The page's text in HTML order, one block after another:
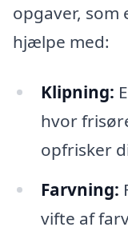
opgaver, som
hjælpe med:
Klipning:
hvor
opfrisker
Farvning:
vifte af